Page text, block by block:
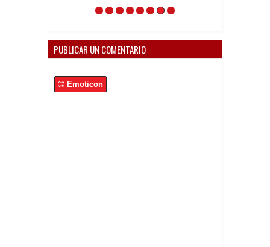
PUBLICAR UN COMENTARIO
Emoticon